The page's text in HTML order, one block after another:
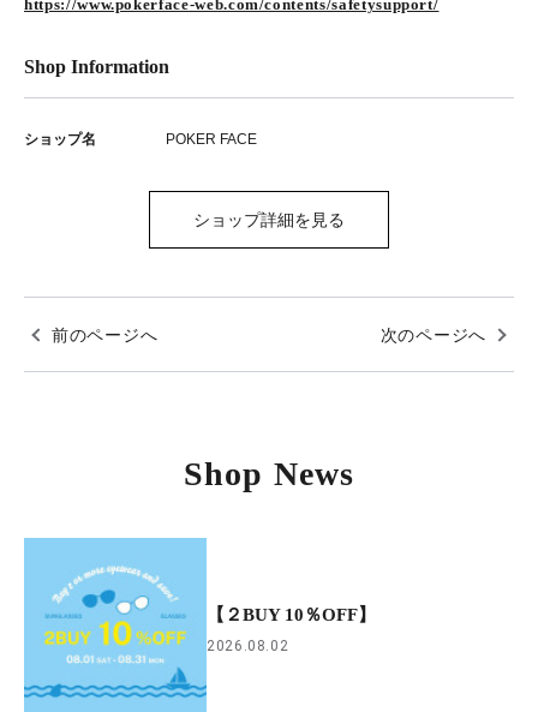
https://www.pokerface-web.com/contents/safetysupport/
Shop Information
ショップ名 POKER FACE
ショップ詳細を見る
前のページへ 次のページへ
Shop News
【２BUY 10％OFF】
2026.08.02